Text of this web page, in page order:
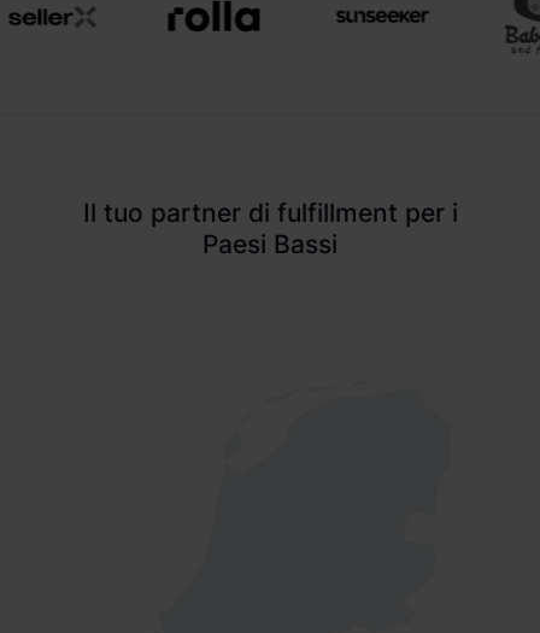
Il tuo partner di fulfillment per i
Paesi Bassi